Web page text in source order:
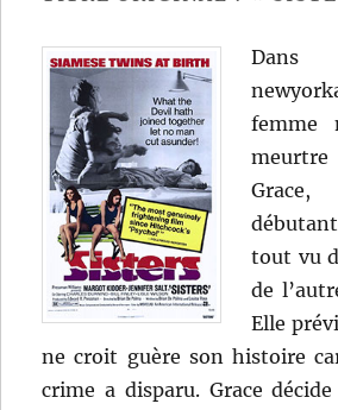
Dans
femme
tout vu
de
Elle
ne croit guère son histoire
crime a disparu. Grace